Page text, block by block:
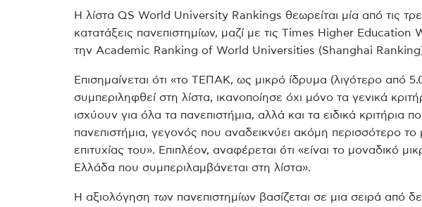
Η λίστα QS World University Rankings θεωρείται μία από τις
κατατάξεις πανεπιστημίων, μαζί με τις Times Higher
την Academic Ranking of World Universities (Shanghai
Επισημαίνεται ότι «το ΤΕΠΑΚ, ως μικρό ίδρυμα (λιγότερο από
συμπεριληφθεί στη λίστα, ικανοποίησε όχι μόνο τα γενικά
ισχύουν για όλα τα πανεπιστήμια, αλλά και τα ειδικά κριτήρια
πανεπιστήμια, γεγονός που αναδεικνύει ακόμη περισσότερο
επιτυχίας του». Επιπλέον, αναφέρεται ότι «είναι το μοναδικό
Ελλάδα που συμπεριλαμβάνεται στη λίστα».
Η αξιολόγηση των πανεπιστημίων βασίζεται σε μια σειρά από